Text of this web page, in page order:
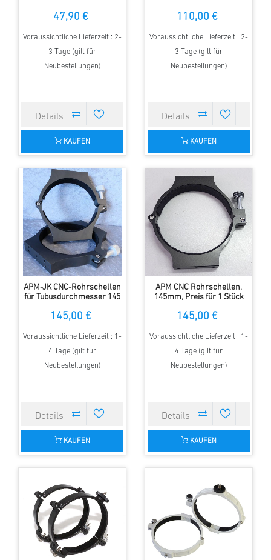
47,90 €
Voraussichtliche Lieferzeit : 2-
3 Tage (gilt für
Neubestellungen)
KAUFEN
110,00 €
Voraussichtliche Lieferzeit : 2-
3 Tage (gilt für
Neubestellungen)
KAUFEN
APM-JK CNC-Rohrschellen
für Tubusdurchmesser 145
145,00 €
Voraussichtliche Lieferzeit : 1-
4 Tage (gilt für
Neubestellungen)
KAUFEN
APM CNC Rohrschellen,
145mm, Preis für 1 Stück
145,00 €
Voraussichtliche Lieferzeit : 1-
4 Tage (gilt für
Neubestellungen)
KAUFEN